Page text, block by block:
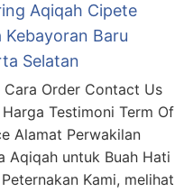
Aqiqah Cipete
Kebayoran Baru
Selatan
Cara Order Contact Us
Testimoni Term Of
Alamat Perwakilan
Aqiqah untuk Buah Hati
Kami, melihat